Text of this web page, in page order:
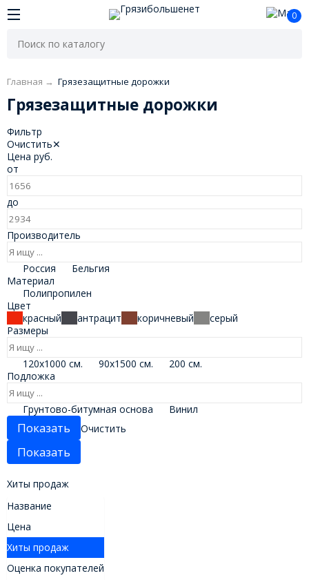
0
Главная → Грязезащитные дорожки
Грязезащитные дорожки
Фильтр
Очистить✕
Цена руб.
от
до
Производитель
Россия
Бельгия
Материал
Полипропилен
Цвет
красный
антрацит коричневый
серый
Размеры
120x1000 см. 90x1500 см.
200 см.
Подложка
Грунтово-битумная основа
Винил
Очистить
Хиты продаж
Название
Цена
Хиты продаж
Оценка покупателей